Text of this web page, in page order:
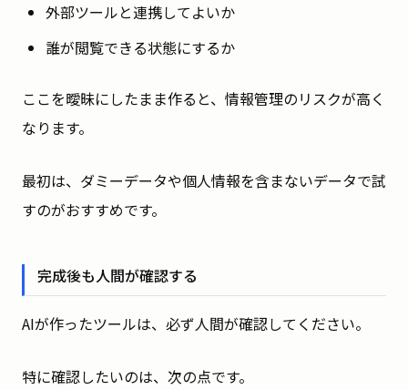
外部ツールと連携してよいか
誰が閲覧できる状態にするか
ここを曖昧にしたまま作ると、情報管理のリスクが高く
なります。
最初は、ダミーデータや個人情報を含まないデータで試
すのがおすすめです。
完成後も人間が確認する
AIが作ったツールは、必ず人間が確認してください。
特に確認したいのは、次の点です。